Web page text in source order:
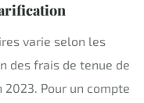
varie selon les
des frais de tenue de
Pour un compte